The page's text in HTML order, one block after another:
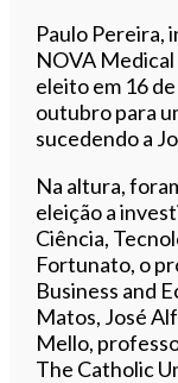
Paulo Pereira,
NOVA
eleito em 16
outubro para
sucedendo a
Na altura,
eleição a
Ciência,
Fortunato, o
Business and
Matos, José
Mello,
The Catholic